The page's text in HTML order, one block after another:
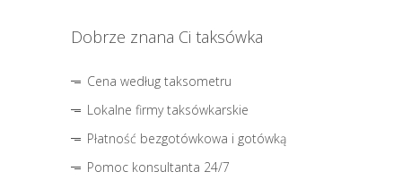
Dobrze znana Ci taksówka
Cena według taksometru
Lokalne firmy taksówkarskie
Płatność bezgotówkowa i gotówką
Pomoc konsultanta 24/7